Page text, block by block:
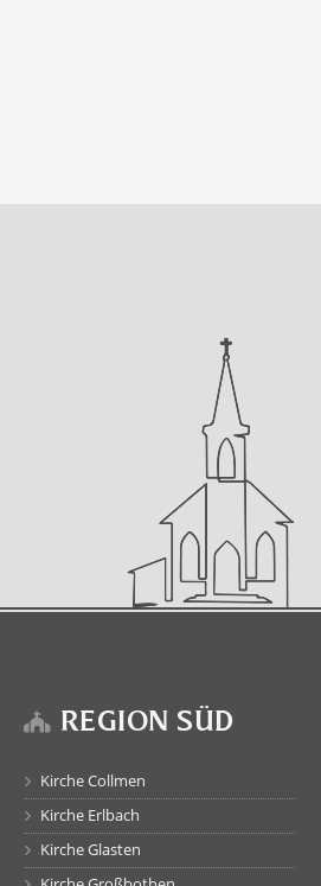
REGION SÜD
Kirche Collmen
Kirche Erlbach
Kirche Glasten